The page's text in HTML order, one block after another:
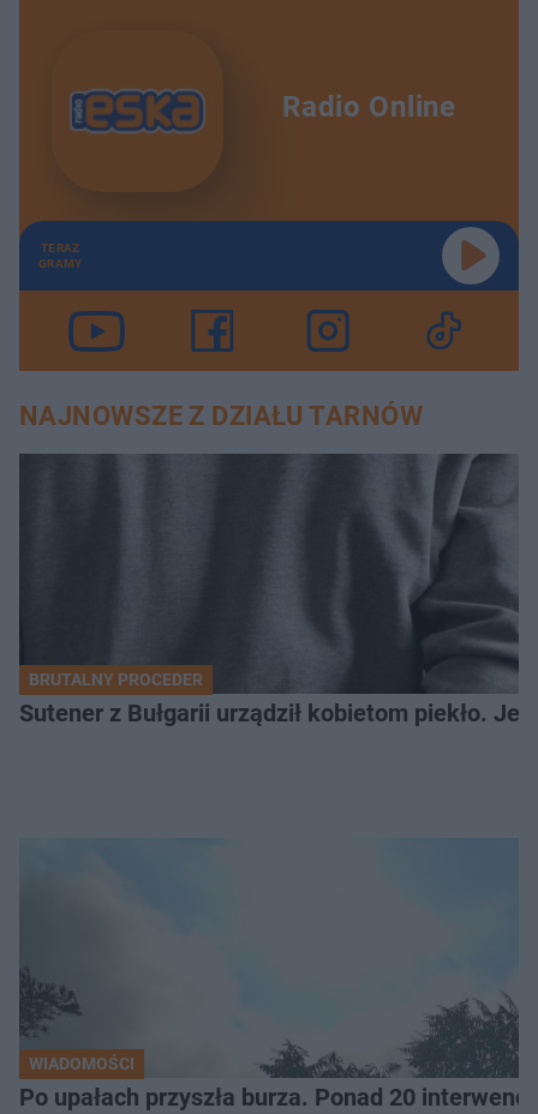
Radio Online
TERAZ
GRAMY
NAJNOWSZE Z DZIAŁU TARNÓW
BRUTALNY PROCEDER
Sutener z Bułgarii urządził kobietom piekło.
WIADOMOŚCI
Po upałach przyszła burza. Ponad 20